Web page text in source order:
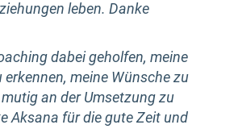
leben. Danke
dabei geholfen, meine
meine Wünsche zu
an der Umsetzung zu
Aksana für die gute Zeit und